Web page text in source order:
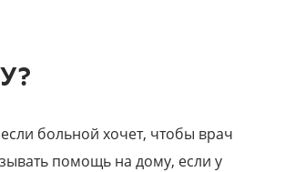
больной хочет, чтобы врач
помощь на дому, если у